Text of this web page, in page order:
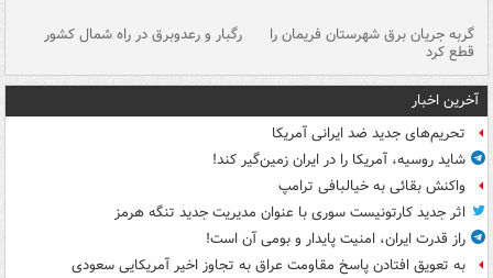
گربه جریان برق شهرستان فریمان را
قطع کرد
رگبار و رعدوبرق در راه شمال کشور
آخرین اخبار
تحریم‌های جدید ضد ایرانی آمریکا
شاید روسیه، آمریکا را در ایران زمین‌گیر کند!
واکنش بقائی به خیالبافی ترامپ
اثر جدید کارتونیست سوری با عنوان مدیریت جدید تنگه هرمز
راز قدرت ایران، امنیت پایدار و بومی آن است!
به تعویق افتادن پاسخ مقاومت عراق به تجاوز اخیر آمریکایی سعودی